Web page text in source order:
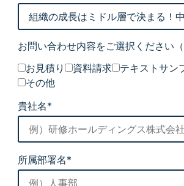
お問い合わせ内容をご選択ください
お見積り
資料請求 テキストサン
その他
貴社名*
所属部署名*